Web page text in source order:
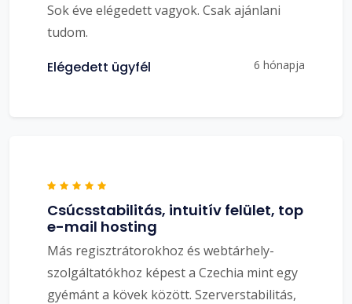
Sok éve elégedett vagyok. Csak ajánlani
tudom.
Elégedett ügyfél 6 hónapja
Csúcsstabilitás, intuitív felület, top
e-mail hosting
Más regisztrátorokhoz és webtárhely-
szolgáltatókhoz képest a Czechia mint egy
gyémánt a kövek között. Szerverstabilitás,